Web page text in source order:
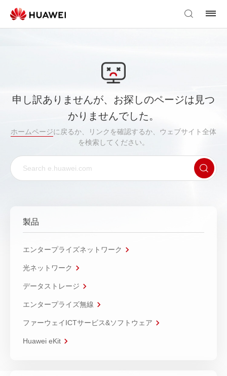
申し訳ありませんが、お探しのページは見つ
かりませんでした。
ホームページに戻るか、リンクを確認するか、ウェブサイト全体
を検索してください。
製品
エンタープライズネットワーク
光ネットワーク
データストレージ
エンタープライズ無線
ファーウェイICTサービス&ソフトウェア
Huawei eKit